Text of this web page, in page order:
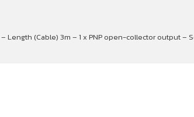
(Cable) 3m – 1 x PNP open-collector output